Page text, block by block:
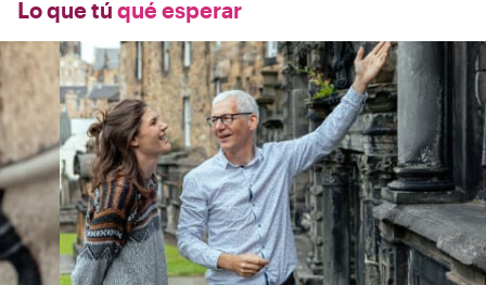
Lo que tú qué esperar